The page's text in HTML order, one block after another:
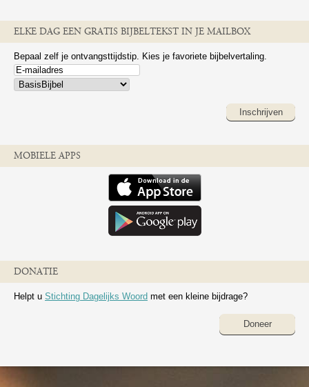
ELKE DAG EEN GRATIS BIJBELTEKST IN JE MAILBOX
Bepaal zelf je ontvangsttijdstip. Kies je favoriete bijbelvertaling.
Inschrijven
MOBIELE APPS
DONATIE
Helpt u Stichting Dagelijks Woord met een kleine bijdrage?
Doneer